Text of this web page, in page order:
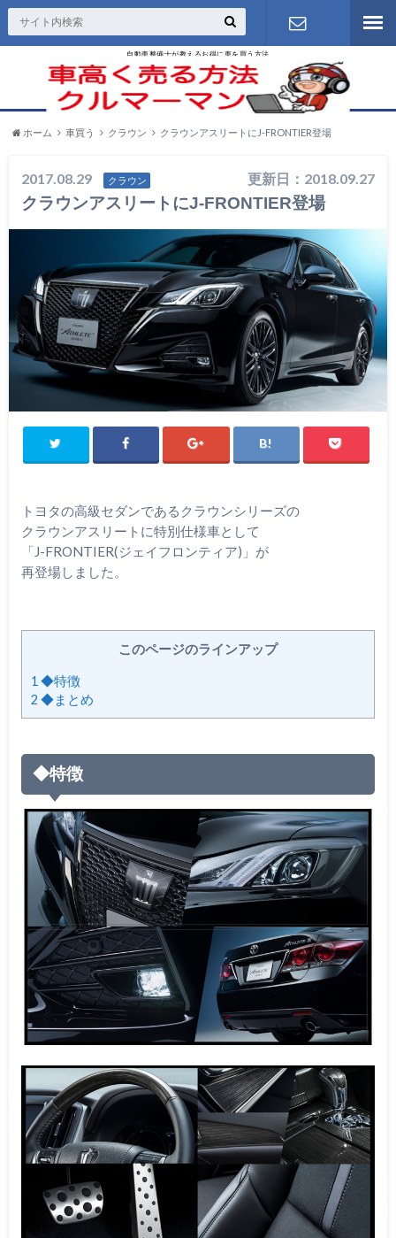
自動車整備士が教えるお得に車を買う方法
お問い合わ
せ
ホーム 車買う クラウン クラウンアスリートにJ-FRONTIER登場
2017.08.29 クラウン 更新日：2018.09.27
クラウンアスリートにJ-FRONTIER登場
トヨタの高級セダンであるクラウンシリーズの
クラウンアスリートに特別仕様車として
「J-FRONTIER(ジェイフロンティア)」が
再登場しました。
このページのラインアップ
1 ◆特徴
2 ◆まとめ
◆特徴